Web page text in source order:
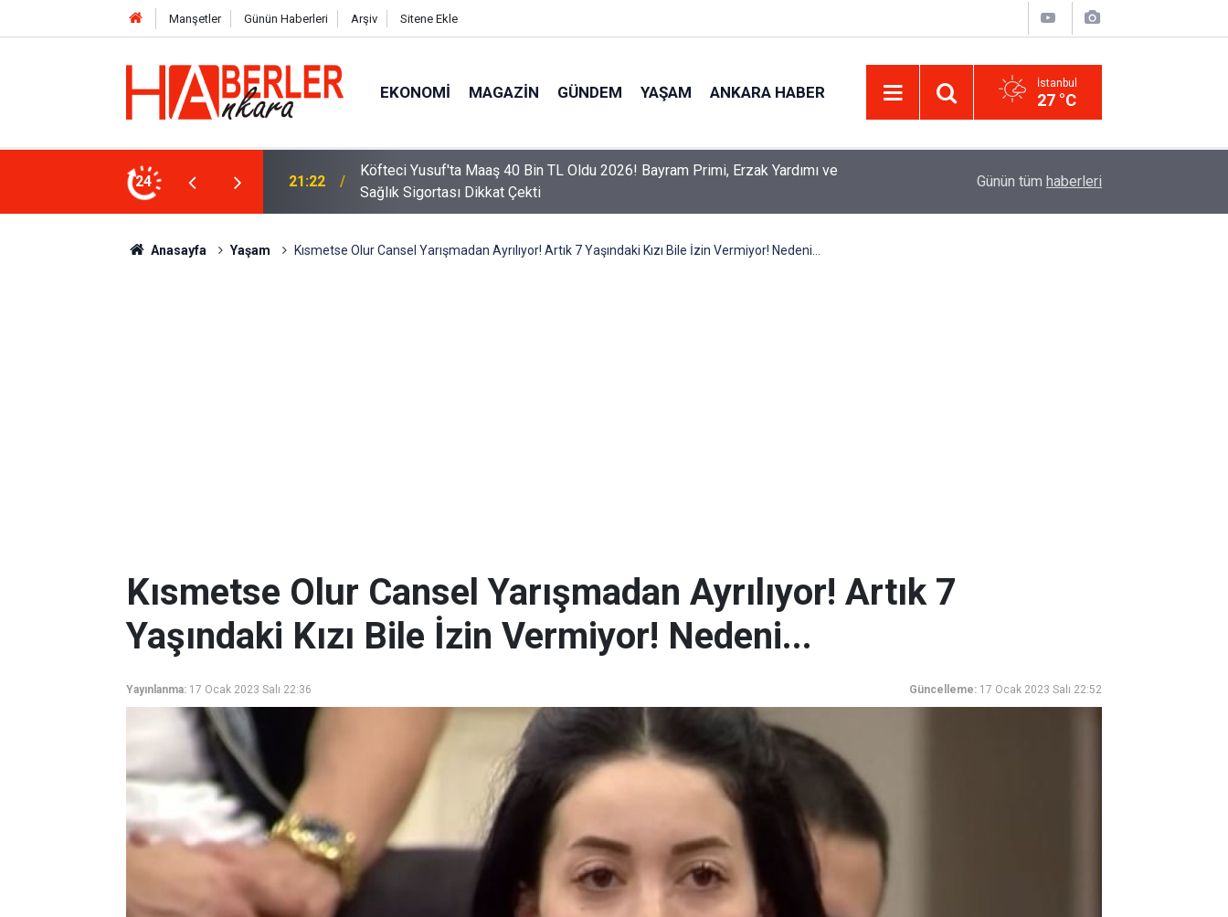
Manşetler Günün Haberleri Arşiv Sitene Ekle
EKONOMI MAGAZIN GÜNDEM YAŞAM ANKARA HABER İstanbul
27 °C
24
2026! Bayram Primi, Erzak Yardımı ve
12:33 Sürücüler Dikkat! Yeni Dönemde 3 İhlal Ehliyet İptaline Neden Olacak
Uzadı, Ödeme Kuralları Değişti
Günün tüm haberleri
Anasayfa Yaşam Kısmetse Olur Cansel Yarışmadan Ayrılıyor! Artık 7 Yaşındaki Kızı Bile İzin Vermiyor! Nedeni...
Kısmetse Olur Cansel Yarışmadan Ayrılıyor! Artık 7
Yaşındaki Kızı Bile İzin Vermiyor! Nedeni...
Yayınlanma: 17 Ocak 2023 Salı 22:36 Güncelleme: 17 Ocak 2023 Salı 22:52